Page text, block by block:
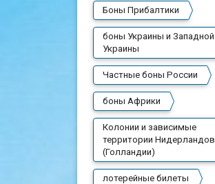
Боны Прибалтики
боны Украины и Западной
Украины
Частные боны России
боны Африки
Колонии и зависимые
территории Нидерландов
(Голландии)
лотерейные билеты